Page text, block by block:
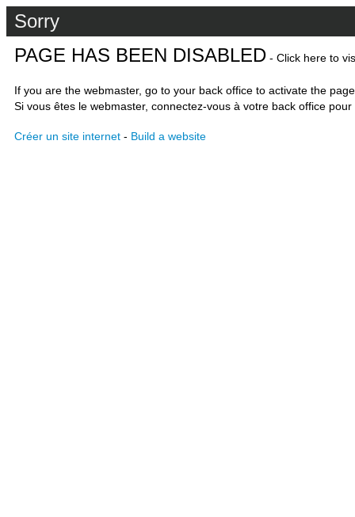
Sorry
PAGE HAS BEEN DISABLED - Click here to
If you are the webmaster, go to your back office to activate the
Si vous êtes le webmaster, connectez-vous à votre back office
Créer un site internet - Build a website